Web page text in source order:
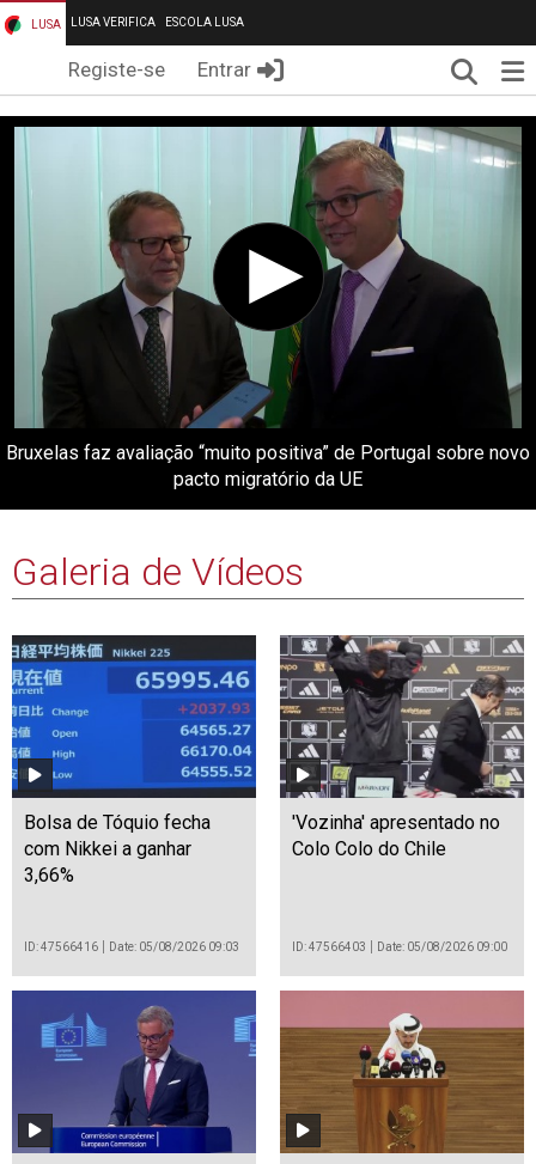
LUSA LUSA VERIFICA ESCOLA LUSA
Registe-se Entrar
Bruxelas faz avaliação “muito positiva” de Portugal sobre novo
pacto migratório da UE
Galeria de Vídeos
Bolsa de Tóquio fecha
com Nikkei a ganhar
3,66%
ID: 47566416 Date: 05/08/2026 09:03
'Vozinha' apresentado no
Colo Colo do Chile
ID: 47566403 Date: 05/08/2026 09:00